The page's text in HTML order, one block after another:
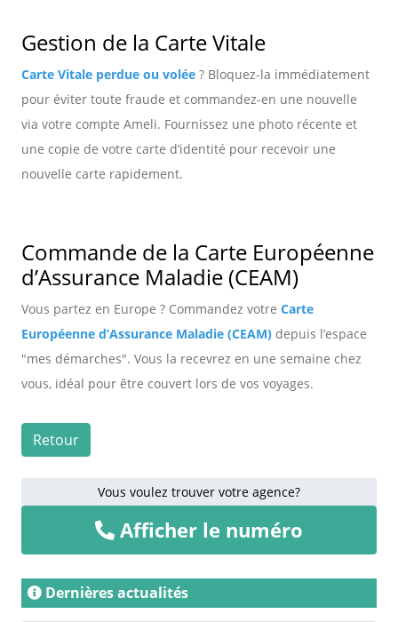
Gestion de la Carte Vitale
Carte Vitale perdue ou volée ? Bloquez-la immédiatement
pour éviter toute fraude et commandez-en une nouvelle
via votre compte Ameli. Fournissez une photo récente et
une copie de votre carte d’identité pour recevoir une
nouvelle carte rapidement.
Commande de la Carte Européenne
d’Assurance Maladie (CEAM)
Vous partez en Europe ? Commandez votre Carte
Européenne d’Assurance Maladie (CEAM) depuis l’espace
"mes démarches". Vous la recevrez en une semaine chez
vous, idéal pour être couvert lors de vos voyages.
Retour
Vous voulez trouver votre agence?
Afficher le numéro
Dernières actualités